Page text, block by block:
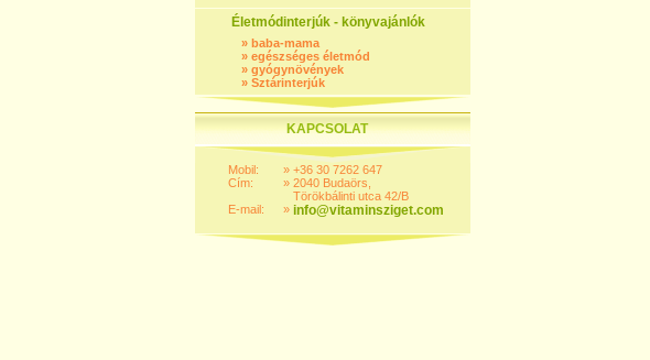
Életmódinterjúk - könyvajánlók
» baba-mama
» egészséges életmód
» gyógynövények
» Sztárinterjúk
KAPCSOLAT
Mobil:
Cím:
E-mail:
»
»
»
+36 30 7262 647
2040 Budaörs,
Törökbálinti utca 42/B
info@vitaminsziget.com